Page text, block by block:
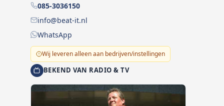
085-3036150
info@beat-it.nl
WhatsApp
Wij leveren alleen aan bedrijven/instellingen
BEKEND VAN RADIO & TV